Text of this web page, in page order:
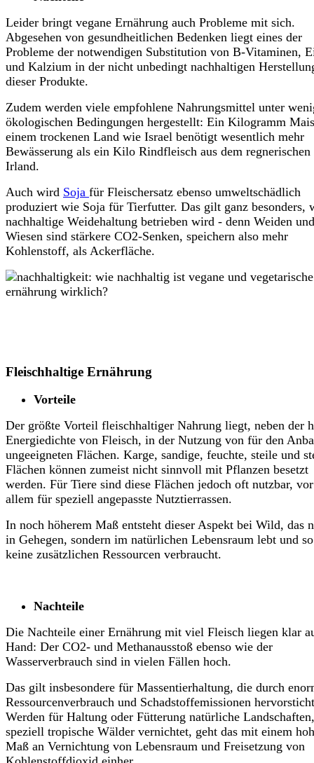
Leider bringt vegane Ernährung auch Probleme mit sich.
Abgesehen von gesundheitlichen Bedenken liegt eines der
Probleme der notwendigen Substitution von B-Vitaminen,
und Kalzium in der nicht unbedingt nachhaltigen
dieser Produkte.
Zudem werden viele empfohlene Nahrungsmittel unter
ökologischen Bedingungen hergestellt: Ein Kilogramm
einem trockenen Land wie Israel benötigt wesentlich mehr
Bewässerung als ein Kilo Rindfleisch aus dem regnerischen
Irland.
Auch wird Soja für Fleischersatz ebenso umweltschädlich
produziert wie Soja für Tierfutter. Das gilt ganz besonders,
nachhaltige Weidehaltung betrieben wird - denn Weiden und
Wiesen sind stärkere CO2-Senken, speichern also mehr
Kohlenstoff, als Ackerfläche.
Fleischhaltige Ernährung
Vorteile
Der größte Vorteil fleischhaltiger Nahrung liegt, neben der
Energiedichte von Fleisch, in der Nutzung von für den
ungeeigneten Flächen. Karge, sandige, feuchte, steile und
Flächen können zumeist nicht sinnvoll mit Pflanzen besetzt
werden. Für Tiere sind diese Flächen jedoch oft nutzbar, vor
allem für speziell angepasste Nutztierrassen.
In noch höherem Maß entsteht dieser Aspekt bei Wild, das
in Gehegen, sondern im natürlichen Lebensraum lebt und so
keine zusätzlichen Ressourcen verbraucht.
Nachteile
Die Nachteile einer Ernährung mit viel Fleisch liegen klar
Hand: Der CO2- und Methanausstoß ebenso wie der
Wasserverbrauch sind in vielen Fällen hoch.
Das gilt insbesondere für Massentierhaltung, die durch
Ressourcenverbrauch und Schadstoffemissionen
Werden für Haltung oder Fütterung natürliche Landschaften,
speziell tropische Wälder vernichtet, geht das mit einem
Maß an Vernichtung von Lebensraum und Freisetzung von